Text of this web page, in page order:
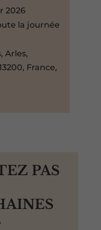
2026
la journée
Arles,
France,
PAS